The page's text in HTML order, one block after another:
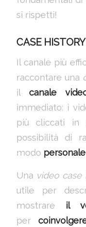
si rispetti!
CASE
Il canale più
raccontare una
ilcanale
immediato: i
più cliccati in
possibilità di
modo personale
Una video case
utile per
mostrare il
per